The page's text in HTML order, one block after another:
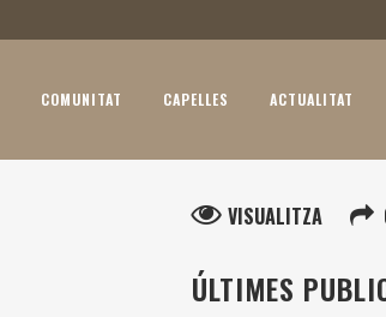
COMUNITAT CAPELLES ACTUALITAT
VISUALITZA
ÚLTIMES